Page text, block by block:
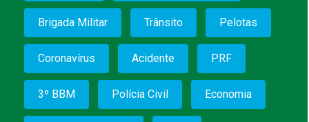
Brigada Militar Trânsito Pelotas
Coronavírus Acidente PRF
3º BBM Polícia Civil Economia